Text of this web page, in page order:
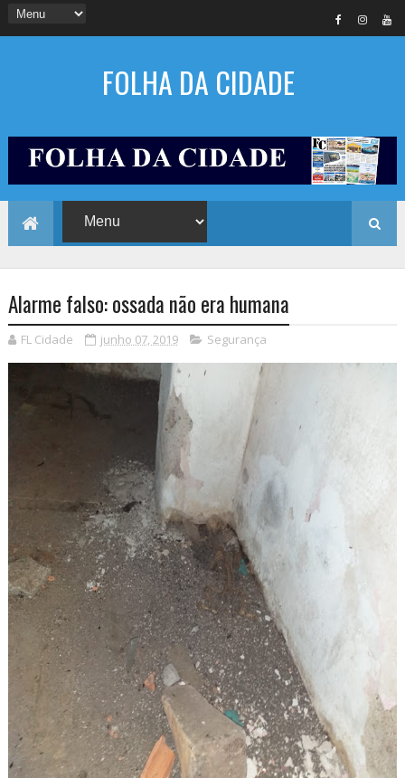
FOLHA DA CIDADE
Alarme falso: ossada não era humana
FL Cidade junho 07, 2019 Segurança